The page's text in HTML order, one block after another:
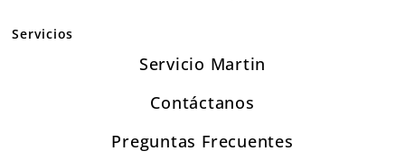
Servicios
Servicio Martin
Contáctanos
Preguntas Frecuentes